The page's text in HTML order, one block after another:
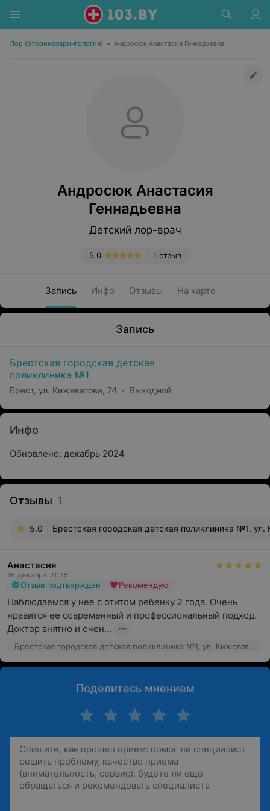
Лор (оториноларингология) • Андросюк Анастасия Геннадьевна
Андросюк Анастасия
Геннадьевна
Детский лор-врач
1 отзыв
5.0
Запись Инфо Отзывы На карте
Запись
Брестская городская детская
поликлиника №1
Брест, ул. Кижеватова, 74 Выходной
Инфо
Обновлено: декабрь 2024
Отзывы 1
5.0 Брестская городская детская поликлиника №1, ул.
Анастасия
16 декабря 2025
Отзыв подтвержден Рекомендую
Наблюдаемся у нее с отитом ребенку 2 года. Очень
нравится ее современный и профессиональный подход.
Доктор внятно и очен...
Брестская городская детская поликлиника №1, ул. Кижеватова, 74
Поделитесь мнением